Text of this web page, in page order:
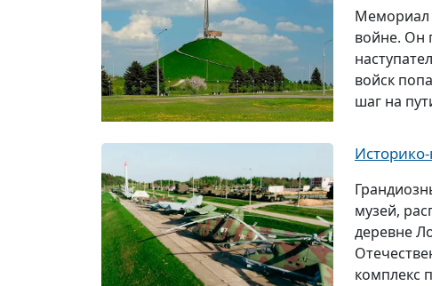
Мемориал
войне. Он
войск
шаг на
музей,
деревне
комплекс